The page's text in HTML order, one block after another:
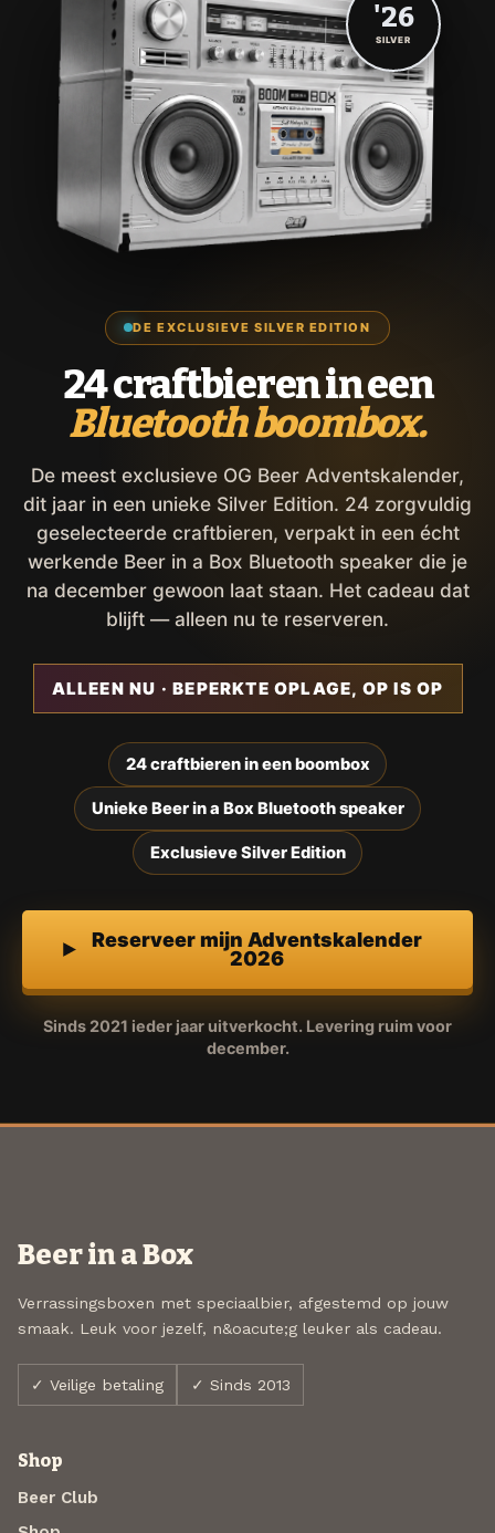
DE EXCLUSIEVE SILVER EDITION
24 craftbieren in een
Bluetooth boombox.
De meest exclusieve OG Beer Adventskalender,
dit jaar in een unieke Silver Edition. 24 zorgvuldig
geselecteerde craftbieren, verpakt in een écht
werkende Beer in a Box Bluetooth speaker die je
na december gewoon laat staan. Het cadeau dat
blijft — alleen nu te reserveren.
ALLEEN NU · BEPERKTE OPLAGE, OP IS OP
24 craftbieren in een boombox
Unieke Beer in a Box Bluetooth speaker
Exclusieve Silver Edition
Reserveer mijn Adventskalender
2026
Sinds 2021 ieder jaar uitverkocht. Levering ruim voor
december.
'26
SILVER
Beer in a Box
Verrassingsboxen met speciaalbier, afgestemd op jouw
smaak. Leuk voor jezelf, n&oacute;g leuker als cadeau.
✓ Veilige betaling ✓ Sinds 2013
Shop
Beer Club